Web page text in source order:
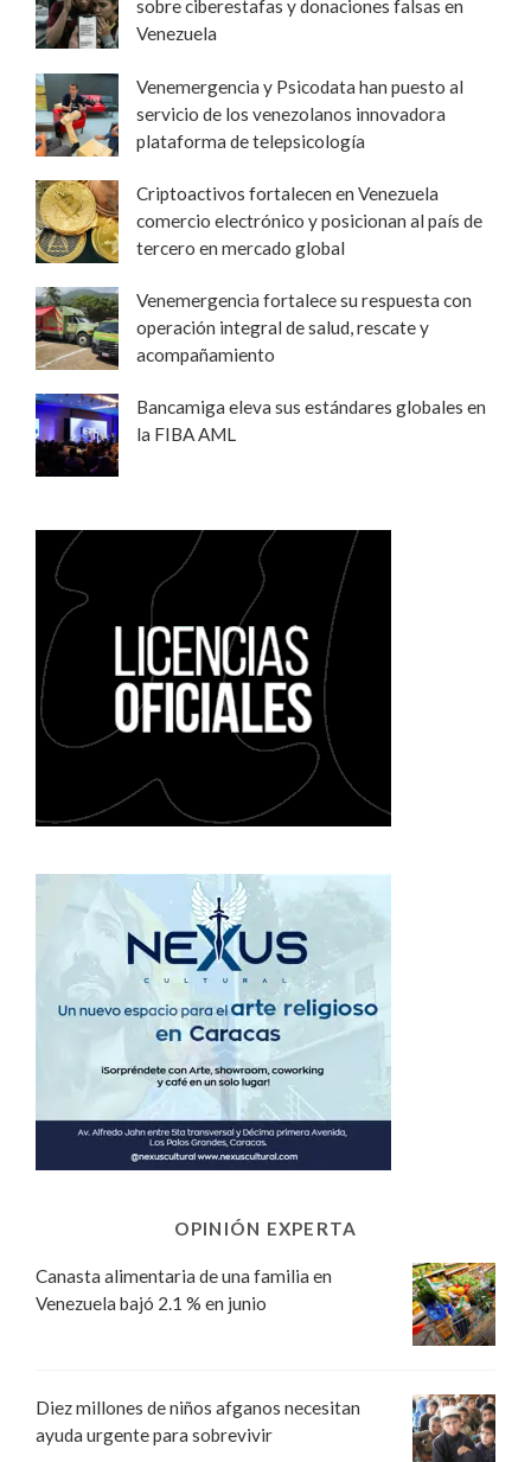
sobre ciberestafas y donaciones falsas en
Venezuela
Venemergencia y Psicodata han puesto al
servicio de los venezolanos innovadora
plataforma de telepsicología
Criptoactivos fortalecen en Venezuela
comercio electrónico y posicionan al país de
tercero en mercado global
Venemergencia fortalece su respuesta con
operación integral de salud, rescate y
acompañamiento
Bancamiga eleva sus estándares globales en
la FIBA AML
OPINIÓN EXPERTA
Canasta alimentaria de una familia en
Venezuela bajó 2.1 % en junio
Diez millones de niños afganos necesitan
ayuda urgente para sobrevivir